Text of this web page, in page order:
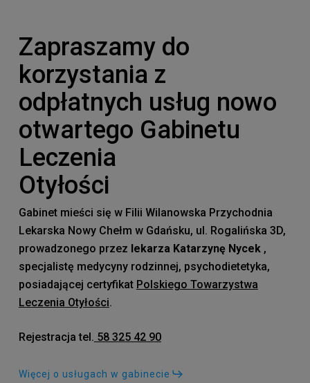
Zapraszamy do
korzystania z
odpłatnych usług nowo
otwartego Gabinetu
Leczenia
Otyłości
Gabinet mieści się w Filii Wilanowska Przychodnia
Lekarska Nowy Chełm w Gdańsku, ul. Rogalińska 3D,
prowadzonego przez lekarza Katarzynę Nycek,
specjalistę medycyny rodzinnej, psychodietetyka,
posiadającej certyfikat Polskiego Towarzystwa
Leczenia Otyłości.
Rejestracja tel. 58 325 42 90
Więcej o usługach w gabinecie